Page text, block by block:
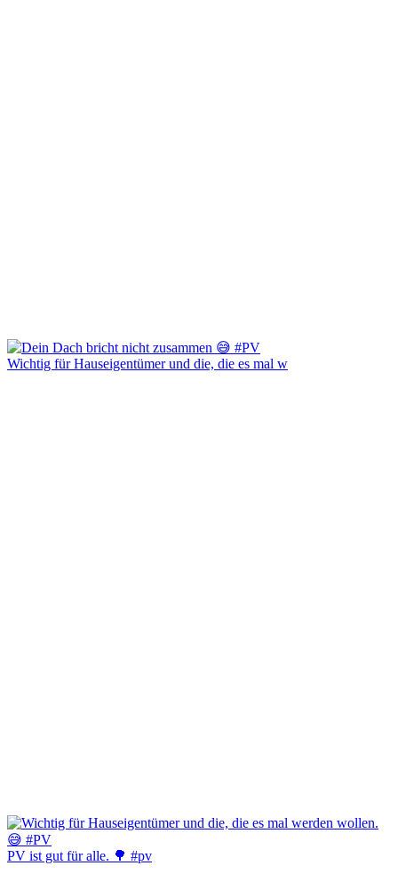
Wichtig für Hauseigentümer und die, die es mal w
PV ist gut für alle. 🌳 #pv